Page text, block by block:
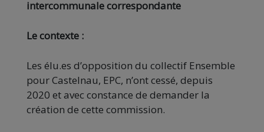
intercommunale correspondante
Le contexte :
Les élu.es d’opposition du collectif Ensemble
pour Castelnau, EPC, n’ont cessé, depuis
2020 et avec constance de demander la
création de cette commission.